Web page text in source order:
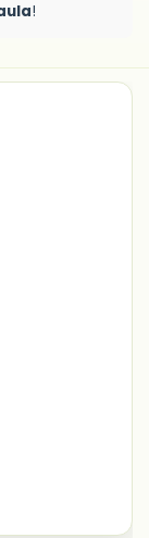
!